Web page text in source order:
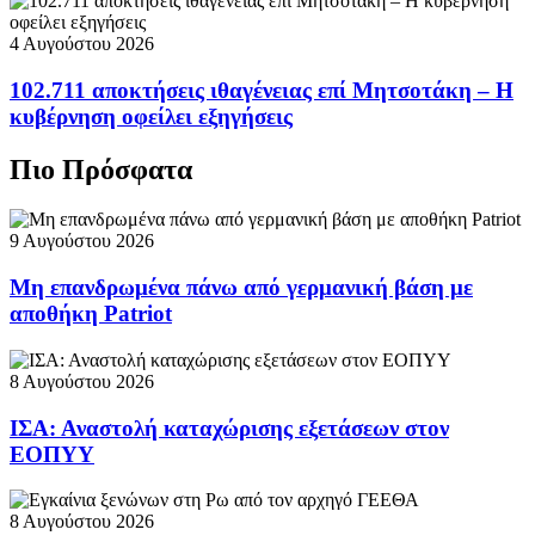
4 Αυγούστου 2026
102.711 αποκτήσεις ιθαγένειας επί Μητσοτάκη – Η
κυβέρνηση οφείλει εξηγήσεις
Πιο Πρόσφατα
9 Αυγούστου 2026
Μη επανδρωμένα πάνω από γερμανική βάση με
αποθήκη Patriot
8 Αυγούστου 2026
ΙΣΑ: Αναστολή καταχώρισης εξετάσεων στον
ΕΟΠΥΥ
8 Αυγούστου 2026